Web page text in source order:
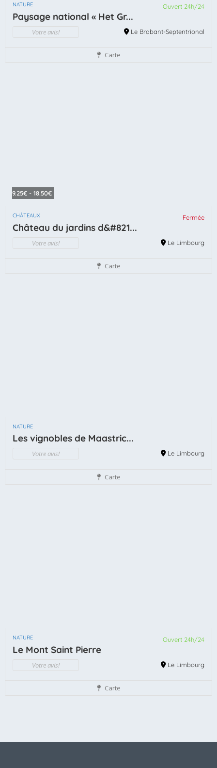
NATURE Ouvert 24h/24
Paysage national « Het Gr...
Votre avis! Le Brabant-Septentrional
Carte
9.25€ - 18.50€
CHÂTEAUX Fermée
Château du jardins d&#821...
Votre avis! Le Limbourg
Carte
NATURE
Les vignobles de Maastric...
Votre avis! Le Limbourg
Carte
NATURE Ouvert 24h/24
Le Mont Saint Pierre
Votre avis! Le Limbourg
Carte